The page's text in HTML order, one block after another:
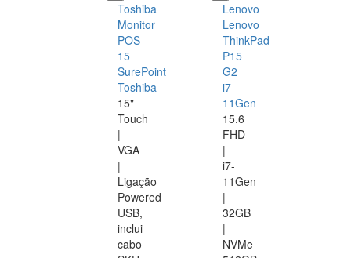
Toshiba
Monitor
POS
15
SurePoint
Toshiba
15"
Touch
|
VGA
|
Ligação
Powered
USB,
inclui
cabo
Lenovo
Lenovo
ThinkPad
P15
G2
i7-
11Gen
15.6
FHD
|
i7-
11Gen
|
32GB
|
NVMe